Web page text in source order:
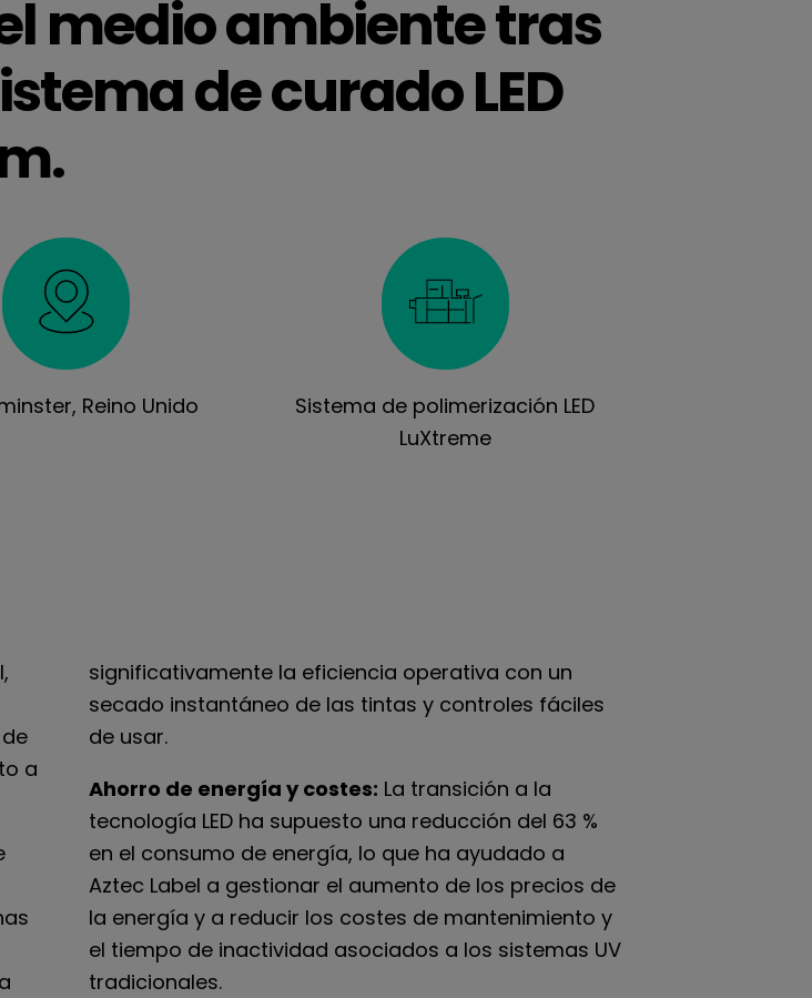
medio ambiente tras
de curado LED
Reino Unido
Sistema de polimerización LED
LuXtreme
a
significativamente la eficiencia operativa con un
secado instantáneo de las tintas y controles fáciles
de usar.
Ahorro de energía y costes: La transición a la
tecnología LED ha supuesto una reducción del 63 %
en el consumo de energía, lo que ha ayudado a
Aztec Label a gestionar el aumento de los precios de
la energía y a reducir los costes de mantenimiento y
el tiempo de inactividad asociados a los sistemas UV
tradicionales.